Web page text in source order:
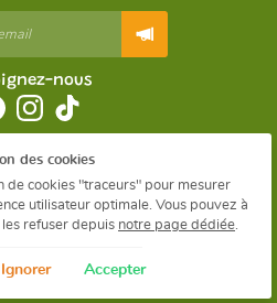
nous
Légales
d'utilisation
de confidentialité
des cookies
des cookies
de cookies "traceurs" pour mesurer
utilisateur optimale. Vous pouvez à
refuser depuis notre page dédiée.
Ignorer Accepter